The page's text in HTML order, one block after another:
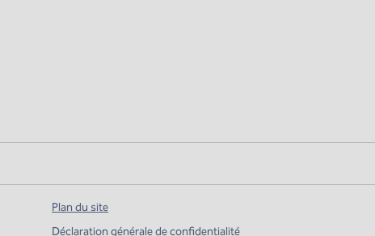
Plan du site
Déclaration générale de confidentialité